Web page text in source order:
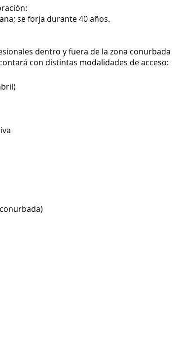
se forja durante 40 años.
dentro y fuera de la zona conurbada
con distintas modalidades de acceso: